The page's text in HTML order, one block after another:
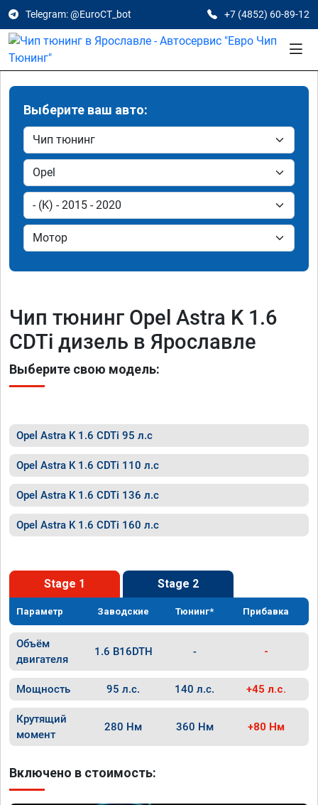
Telegram: @EuroCT_bot +7 (4852) 60-89-12
Выберите ваш авто:
Чип тюнинг Opel Astra K 1.6
CDTi дизель в Ярославле
Выберите свою модель:
Opel Astra K 1.6 CDTi 95 л.с
Opel Astra K 1.6 CDTi 110 л.с
Opel Astra K 1.6 CDTi 136 л.с
Opel Astra K 1.6 CDTi 160 л.с
Stage 1 Stage 2
Параметр Заводские Тюнинг* Прибавка
Объём
двигателя
1.6 B16DTH - -
Мощность 95 л.с. 140 л.с. +45 л.с.
Крутящий
момент
280 Нм 360 Нм +80 Нм
Включено в стоимость: